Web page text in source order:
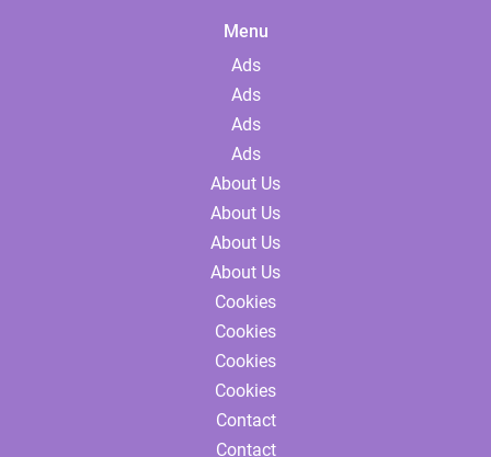
Menu
Ads
Ads
Ads
Ads
About Us
About Us
About Us
About Us
Cookies
Cookies
Cookies
Cookies
Contact
Contact